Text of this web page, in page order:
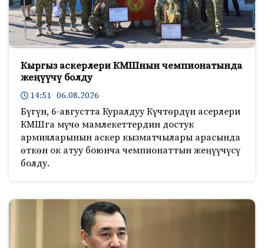
Кыргыз аскерлери КМШнын чемпионатында
жеңүүчү болду
14:51 06.08.2026
Бүгүн, 6-августта Куралдуу Күчтөрдүн асерлери
КМШга мүчө мамлекеттердин достук
армияларынын аскер кызматчылары арасында
өткөн ок атуу боюнча чемпионаттын жеңүүчүсү
болду.